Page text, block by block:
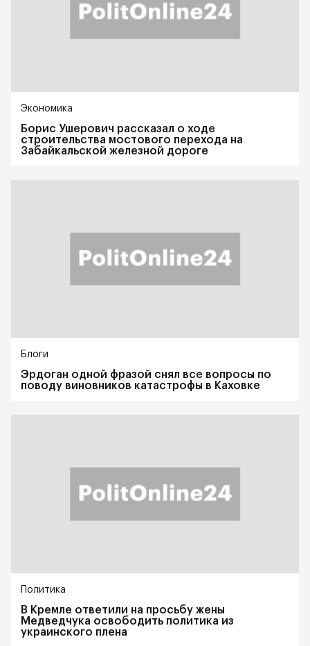
Экономика
Борис Ушерович рассказал о ходе
строительства мостового перехода на
Забайкальской железной дороге
Блоги
Эрдоган одной фразой снял все вопросы по
поводу виновников катастрофы в Каховке
Политика
В Кремле ответили на просьбу жены
Медведчука освободить политика из
украинского плена